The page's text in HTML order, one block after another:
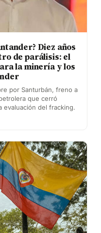
Diez años
de parálisis: el
la minería y los
por Santurbán, freno a
que cerró
evaluación del fracking.